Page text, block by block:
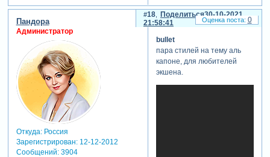
скрытый
стили и
переходы,
разумеется,
предварительно
установлены в
программу.
на кк. осталось
только два
изменения
масштабирования
фотографии, а
второй для
Поделиться
18
30-10-2021
21:58:41
Пандора
Администратор
Откуда:Россия
Зарегистрирован: 12-12-2012
Сообщений:3904
bullet
пара стилей на тему аль
капоне, для любителей
экшена.
0